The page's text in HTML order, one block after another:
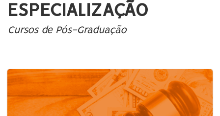
ESPECIALIZAÇÃO
Cursos de Pós-Graduação